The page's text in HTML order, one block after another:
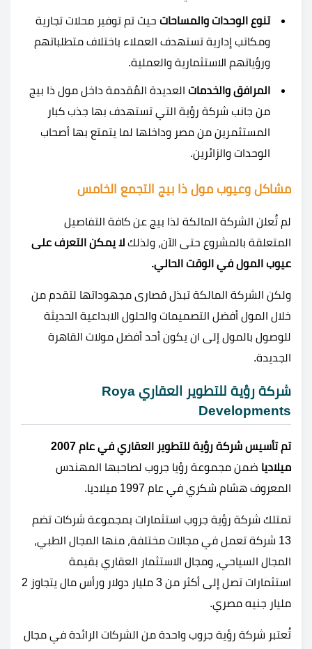
تنوع الوحدات والمساحات حيث تم توفير محلات تجارية
ومكاتب إدارية تستهدف العملاء باختلاف متطلباتهم
ورؤياتهم الاستثمارية والعملية.
المرافق والخدمات العديدة المٌقدمة داخل مول ذا بيج
من جانب شركة رؤية التي تستهدف بها جذب كبار
المستثمرين من مصر وداخلها لما يتمتع بها أصحاب
الوحدات والزائرين.
مشاكل وعيوب مول ذا بيج التجمع الخامس
لم تٌعلن الشركة المالكة لذا بيج عن كافة التفاصيل
المتعلقة بالمشروع حتى الآن، ولذلك لا يمكن التعرف على
عيوب المول في الوقت الحالي.
ولكن الشركة المالكة تبذل قصارى مجهوداتها لتقدم من
خلال المول أفضل التصميمات والحلول الابداعية الحديثة
للوصول بالمول إلى ان يكون أحد أفضل مولات القاهرة
الجديدة.
شركة رؤية للتطوير العقاري Roya
Developments
تم تأسيس شركة رؤية للتطوير العقاري في عام 2007
ميلاديا ضمن مجموعة رؤيا جروب لصاحبها المهندس
المعروف هشام شكري في عام 1997 ميلاديا.
تمتلك شركة رؤية جروب استثمارات بمجموعة شركات تضم
13 شركة تعمل في مجالات مختلفة، منها المجال الطبي،
المجال السياحي، ومجال الاستثمار العقاري بقيمة
استثمارات تصل إلى أكثر من 3 مليار دولار ورأس مال يتجاوز 2
مليار جنيه مصري.
تُعتبر شركة رؤية جروب واحدة من الشركات الرائدة في مجال